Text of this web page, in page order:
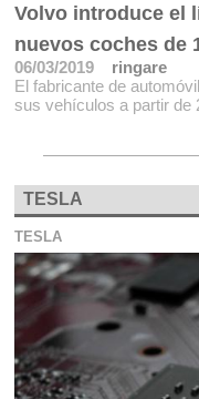
Volvo introduce el
nuevos coches de
06/03/2019
ringare
El fabricante de
sus vehículos a partir de
TESLA
TESLA